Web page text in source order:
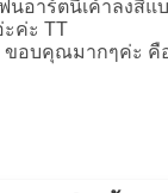
นอาร์ตนี่เค้าลงสีแ
ค่ะ TT
อบคุณมากๆค่ะ คื